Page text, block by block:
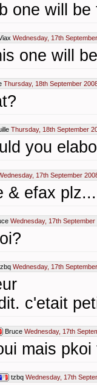
one will be
Wednesday, 17th
one will
Thursday, 18th September
Thursday, 18th September
you
17th September
& efax plz...
Wednesday, 17th September
Wednesday, 17th
c'etait
Bruce Wednesday, 17th
mais
tzbq Wednesday, 17th